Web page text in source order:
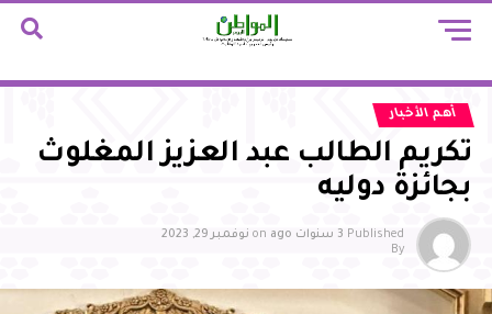
أهم الأخبار
تكريم الطالب عبد العزيز المغلوث
بجائزة دوليه
Published 3 سنوات ago on نوفمبر 29, 2023
By